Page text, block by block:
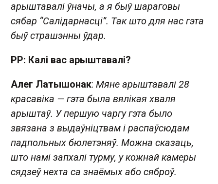
арыштавалі ўначы, а я быў шараговы
сябар “Салідарнасці”. Так што для нас гэта
быў страшэнны ўдар.
РР: Калі вас арыштавалі?
Алег Латышонак: Мяне арыштавалі 28
красавіка — гэта была вялікая хваля
арыштаў. У першую чаргу гэта было
звязана з выдаўніцтвам і распаўсюдам
падпольных бюлетэняў. Можна сказаць,
што намі запхалі турму, у кожнай камеры
сядзеў нехта са знаёмых або сяброў.